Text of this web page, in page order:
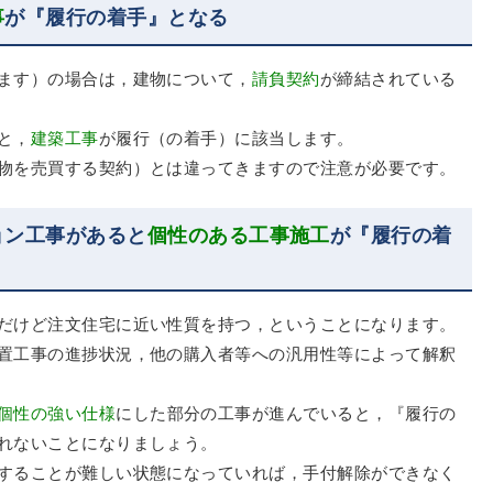
が『履行の着手』となる
す）の場合は，建物について， 請負契約が締結されている
， 建築工事が履行（の着手）に該当します。
を売買する契約）とは違ってきますので注意が必要です。
工事があると個性のある工事施工が『履行の着
ど注文住宅に近い性質を持つ，ということになります。
工事の進捗状況，他の購入者等への汎用性等によって解釈
性の強い仕様にした部分の工事が進んでいると，『履行の
いことになりましょう。
ることが難しい状態になっていれば，手付解除ができなく